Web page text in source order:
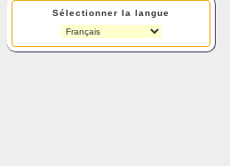
Sélectionner la langue